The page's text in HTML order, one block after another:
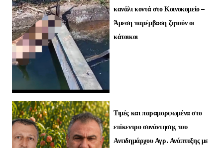
κανάλι κοντά στο Κοινοκομείο –
Άμεση παρέμβαση ζητούν οι
κάτοικοι
Τιμές και παραμορφωμένα στο
επίκεντρο συνάντησης του
Αντιδημάρχου Αγρ. Ανάπτυξης με